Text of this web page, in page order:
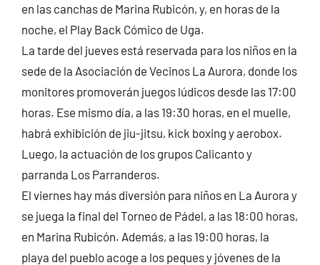
en las canchas de Marina Rubicón, y, en horas de la
noche, el Play Back Cómico de Uga.
La tarde del jueves está reservada para los niños en la
sede de la Asociación de Vecinos La Aurora, donde los
monitores promoverán juegos lúdicos desde las 17:00
horas. Ese mismo día, a las 19:30 horas, en el muelle,
habrá exhibición de jiu-jitsu, kick boxing y aerobox.
Luego, la actuación de los grupos Calicanto y
parranda Los Parranderos.
El viernes hay más diversión para niños en La Aurora y
se juega la final del Torneo de Pádel, a las 18:00 horas,
en Marina Rubicón. Además, a las 19:00 horas, la
playa del pueblo acoge a los peques y jóvenes de la